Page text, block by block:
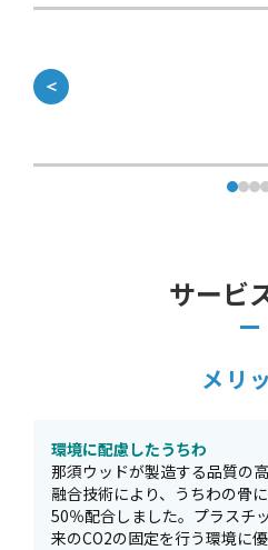
＜
サービ
メリ
環境に配慮したうちわ
那須ウッドが製造する品質の
融合技術により、うちわの骨
50％配合しました。プラスチ
来のCO2の固定を行う環境に優